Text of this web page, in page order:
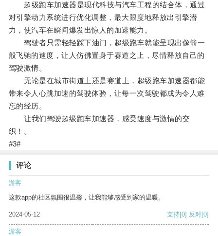
超级跑车加速器是现代科技与汽车工程的结合体，通过
对引擎动力系统进行优化调整，最大限度地释放出引擎潜
力，使汽车在瞬间爆发出惊人的加速能力。
驾驶者只需轻轻踩下油门，超级跑车就能呈现出像箭一
般飞驰的速度，让人仿佛置身于赛道之上，尽情释放自己的
驾驶激情。
无论是在城市街道上还是赛道上，超级跑车加速器都能
带来令人心跳加速的驾驶体验，让每一次驾驶都成为令人难
忘的经历。
让我们驾驶超级跑车加速器，感受速度与激情的交
织！。
#3#
评论
游客
这款app的社区氛围很温馨，让我能够感受到家的温暖。
2024-05-12 支持[0] 反对[0]
游客